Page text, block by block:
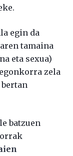
egin da
tamaina
eta sexua)
zela
batzuen